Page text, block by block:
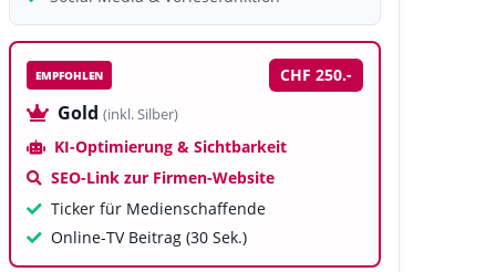
EMPFOHLEN CHF 250.-
Gold (inkl. Silber)
KI-Optimierung & Sichtbarkeit
SEO-Link zur Firmen-Website
Ticker für Medienschaffende
Online-TV Beitrag (30 Sek.)